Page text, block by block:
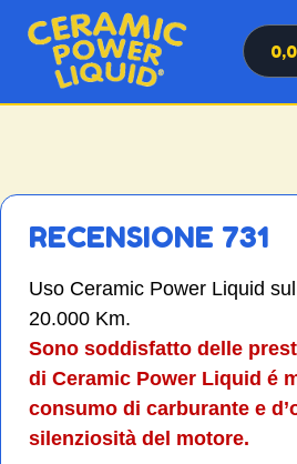
RECENSIONE 731
Uso Ceramic Power Liquid
20.000 Km.
Sono soddisfatto delle
di Ceramic Power Liquid é
consumo di carburante e
silenziosità del motore.